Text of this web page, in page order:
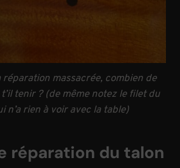
réparation massacrée, combien de
tenir ? (de même notez le filet du
n’a rien à voir avec la table)
réparation du talon